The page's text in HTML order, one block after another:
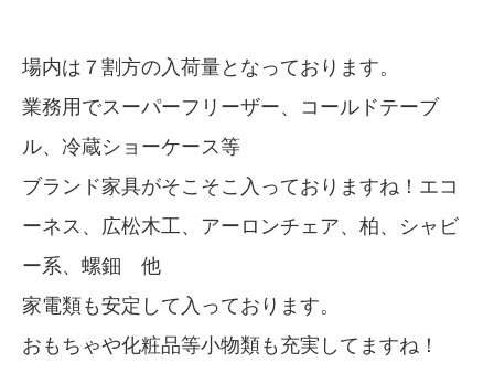
場内は７割方の入荷量となっております。
業務用でスーパーフリーザー、コールドテーブ
ル、冷蔵ショーケース等
ブランド家具がそこそこ入っておりますね！エコ
ーネス、広松木工、アーロンチェア、柏、シャビ
ー系、螺鈿 他
家電類も安定して入っております。
おもちゃや化粧品等小物類も充実してますね！